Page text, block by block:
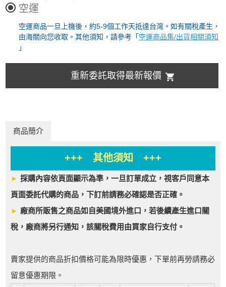
空運
空運商品一旦上機後，約5-9個工作天抵達台灣。如有關稅產生，
由海關向您收取。其他須知，請參考「 空運商品集/出貨相關須知
」
重新委託取得最新報價
商品簡介
+++ 其他須知 +++
►採購內容依頁面顯示為準，一旦訂單成立，視客戶同意本
頁面委託代購的商品，下訂前請務必確認是否正確。
► 廠商所販售之商品如自美國境外進口，若後續產生進口關
稅，廠商將另行通知，該關稅費用由買家自行支付。
賣家提供的商品折扣價格可能為限時優惠，下單前再勞請務必
留意優惠期限。